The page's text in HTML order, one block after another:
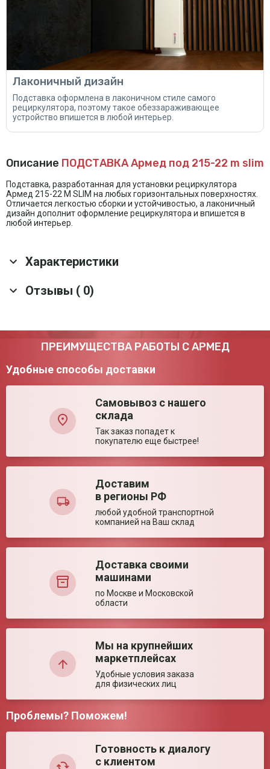
Лаконичный дизайн
Подставка оформлена в лаконичном стиле самого
рециркулятора, поэтому такое обеззараживающее
устройство впишется в любой интерьер.
Описание ПОДСТАВКА Армед под 215-22 m slim
Подставка, разработанная для установки рециркулятора
Армед 215-22 M SLIM на любых горизонтальных поверхностях.
Отличается легкостью сборки и устойчивостью, а лаконичный
дизайн дополнит оформление рециркулятора и впишется в
любой интерьер.
Характеристики
Основные характеристики
0.5 кг
Габариты упаковки
(ед)
13.5*12.5*10 см
Упаковка (ед)
Картонная коробка
Вес брутто (ед)
Россия
Технические характеристики
130*95*115 мм
Отзывы ( 0)
Оставить отзыв
Ваша оценка:
Недостатки:
ПРЕИМУЩЕСТВА РАБОТЫ С АРМЕД
Удобные способы доставки
Самовывоз с нашего
склада
Так заказ попадет к
покупателю еще быстрее!
Доставим
в регионы РФ
любой удобной транспортной
компанией на Ваш склад
Доставка своими
машинами
по Москве и Московской
области
Мы на крупнейших
маркетплейсах
Удобные условия заказа
для физических лиц
Проблемы? Поможем!
Готовность к диалогу
с клиентом